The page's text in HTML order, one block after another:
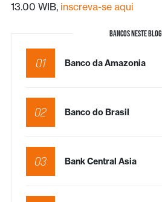
13.00 WIB, inscreva-se aqui
BANCOS NESTE BLOG
01 Banco da Amazonia
02 Banco do Brasil
03 Bank Central Asia